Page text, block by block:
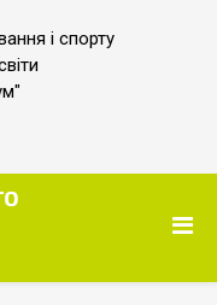
і спорту